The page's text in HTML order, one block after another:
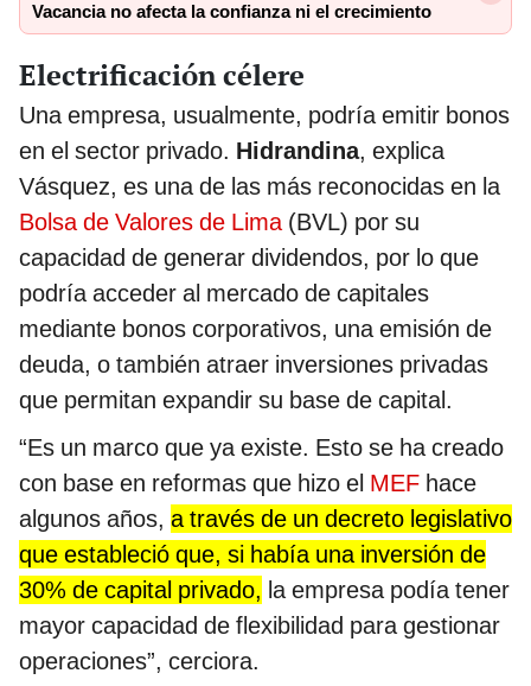
Vacancia no afecta la confianza ni el crecimiento
Electrificación célere
Una empresa, usualmente, podría emitir bonos
en el sector privado. Hidrandina, explica
Vásquez, es una de las más reconocidas en la
Bolsa de Valores de Lima(BVL) por su
capacidad de generar dividendos, por lo que
podría acceder al mercado de capitales
mediante bonos corporativos, una emisión de
deuda, o también atraer inversiones privadas
que permitan expandir su base de capital.
“Es un marco que ya existe. Esto se ha creado
con base en reformas que hizo el MEF hace
algunos años, a través de un decreto legislativo
que estableció que, si había una inversión de
30% de capital privado, la empresa podía tener
mayor capacidad de flexibilidad para gestionar
operaciones”, cerciora.